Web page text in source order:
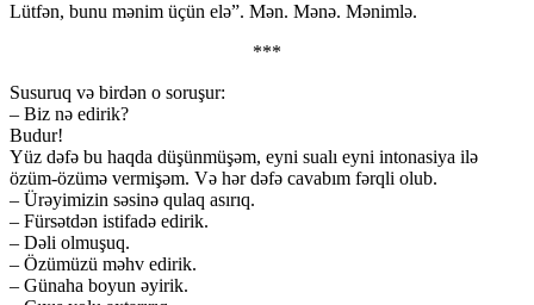
Lütfən, bunu mənim üçün elə”. Mən. Mənə. Mənimlə.
***
Susuruq və birdən o soruşur:
– Biz nə edirik?
Budur!
Yüz dəfə bu haqda düşünmüşəm, eyni sualı eyni intonasiya ilə
özüm-özümə vermişəm. Və hər dəfə cavabım fərqli olub.
– Ürəyimizin səsinə qulaq asırıq.
– Fürsətdən istifadə edirik.
– Dəli olmuşuq.
– Özümüzü məhv edirik.
– Günaha boyun əyirik.